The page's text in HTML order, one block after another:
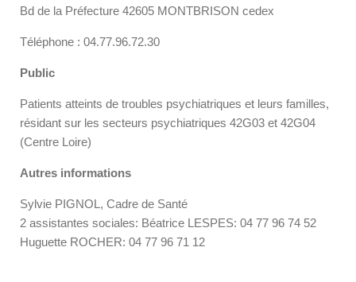
Bd de la Préfecture 42605 MONTBRISON cedex
Téléphone : 04.77.96.72.30
Public
Patients atteints de troubles psychiatriques et leurs familles,
résidant sur les secteurs psychiatriques 42G03 et 42G04
(Centre Loire)
Autres informations
Sylvie PIGNOL, Cadre de Santé
2 assistantes sociales: Béatrice LESPES: 04 77 96 74 52
Huguette ROCHER: 04 77 96 71 12